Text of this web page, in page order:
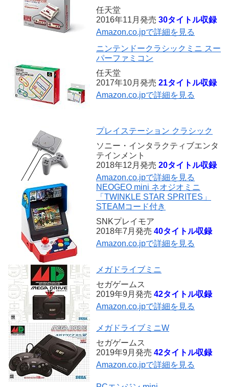
任天堂
2016年11月発売 30タイトル収録
Amazon.co.jpで詳細を見る
ニンテンドークラシックミニ スー
パーファミコン
任天堂
2017年10月発売 21タイトル収録
Amazon.co.jpで詳細を見る
プレイステーション クラシック
ソニー・インタラクティブエンタ
テインメント
2018年12月発売 20タイトル収録
Amazon.co.jpで詳細を見る
NEOGEO mini ネオジオミニ
「TWINKLE STAR SPRITES」
STEAMコード付き
SNKプレイモア
2018年7月発売 40タイトル収録
Amazon.co.jpで詳細を見る
メガドライブミニ
セガゲームス
2019年9月発売 42タイトル収録
Amazon.co.jpで詳細を見る
メガドライブミニW
セガゲームス
2019年9月発売 42タイトル収録
Amazon.co.jpで詳細を見る